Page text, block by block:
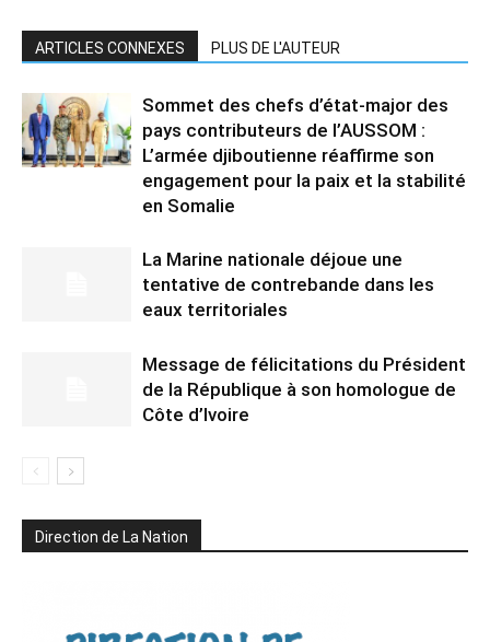
ARTICLES CONNEXES PLUS DE L'AUTEUR
Sommet des chefs d’état-major des
pays contributeurs de l’AUSSOM :
L’armée djiboutienne réaffirme son
engagement pour la paix et la stabilité
en Somalie
La Marine nationale déjoue une
tentative de contrebande dans les
eaux territoriales
Message de félicitations du Président
de la République à son homologue de
Côte d’Ivoire
Direction de La Nation